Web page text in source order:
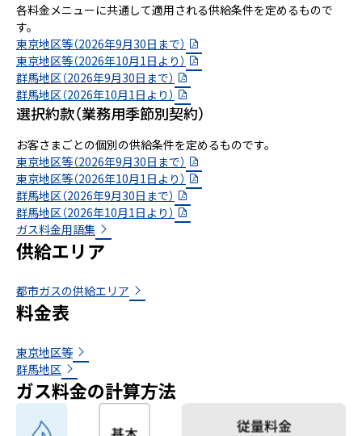
各料金メニューに共通して適用される供給条件を定めるもので
す。
東京地区等（2026年9月30日まで）
東京地区等（2026年10月1日より）
群馬地区（2026年9月30日まで）
群馬地区（2026年10月1日より）
選択約款（業務用季節別契約）
お客さまごとの個別の供給条件を定めるものです。
東京地区等（2026年9月30日まで）
東京地区等（2026年10月1日より）
群馬地区（2026年9月30日まで）
群馬地区（2026年10月1日より）
ガス料金用語集
供給エリア
都市ガスの供給エリア
料金表
東京地区等
群馬地区
ガス料金の計算方法